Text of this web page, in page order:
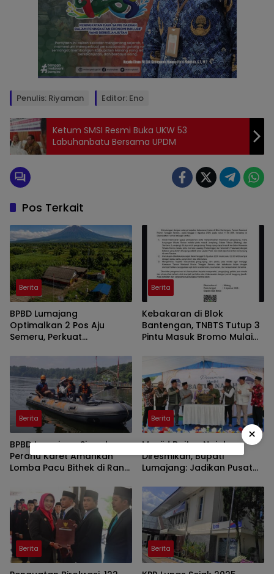
Penulis: Riyaman Editor: Eno
Ketum SMSI Resmi Buka UKW 53
Labuhanbatu Bersama UPDM
Pos Terkait
Berita
BPBD Lumajang
Optimalkan 2 Pos Aju
Semeru, Perkuat
Rawan Lahar
Berita
Kebakaran di Blok
Bantengan, TNBTS Tutup 3
Pintu Masuk Bromo Mulai
Berita
BPBD Lumajang Siagakan
Perahu Karet Amankan
Lomba Pacu Bithek di Ranu
Berita
Masjid Baitun Najah
Diresmikan, Bupati
Lumajang: Jadikan Pusat
Berita Berita
×